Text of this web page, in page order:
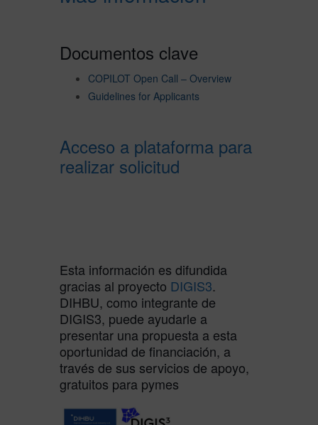
Documentos clave
COPILOT Open Call – Overview
Guidelines for Applicants
Acceso a plataforma para
realizar solicitud
Esta información es difundida
gracias al proyecto DIGIS3.
DIHBU, como integrante de
DIGIS3, puede ayudarle a
presentar una propuesta a esta
oportunidad de financiación, a
través de sus servicios de apoyo,
gratuitos para pymes